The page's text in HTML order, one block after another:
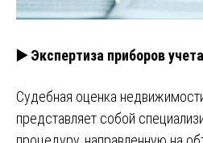
▶️ Экспертиза приборов
Судебная оценка
представляет собой